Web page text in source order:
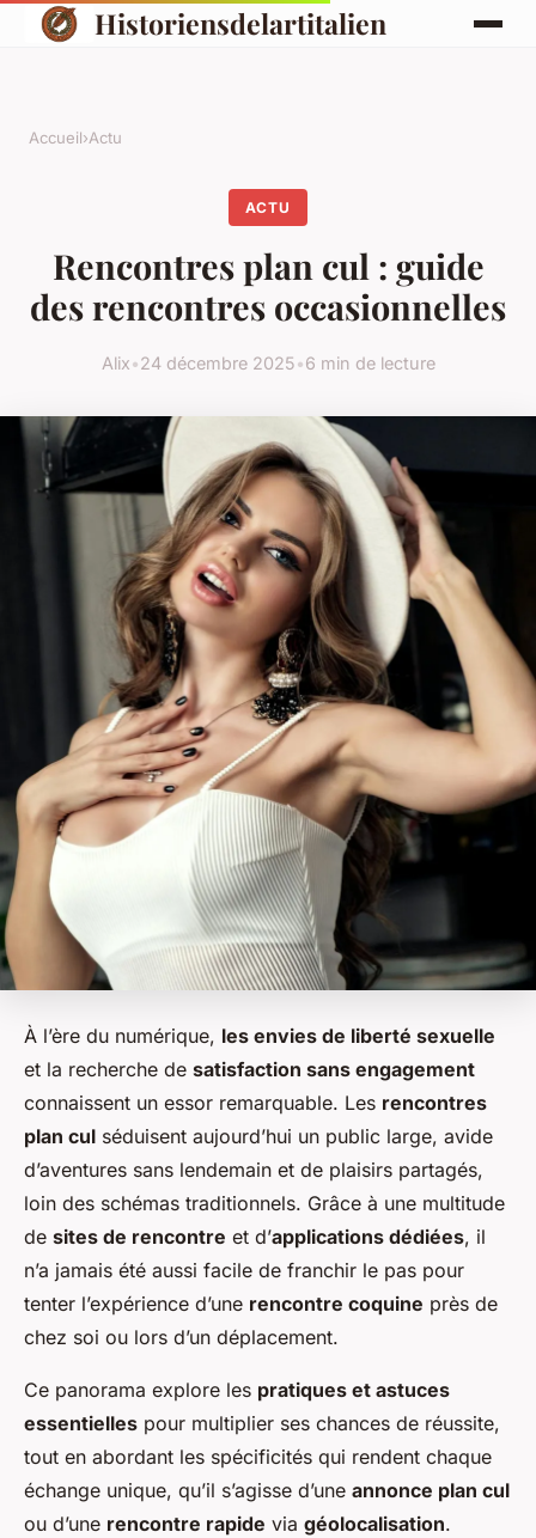
Historiensdelartitalien
Accueil›Actu
ACTU
Rencontres plan cul : guide
des rencontres occasionnelles
Alix•24 décembre 2025•6 min de lecture
À l’ère du numérique, les envies de liberté sexuelle
et la recherche de satisfaction sans engagement
connaissent un essor remarquable. Les rencontres
plan cul séduisent aujourd’hui un public large, avide
d’aventures sans lendemain et de plaisirs partagés,
loin des schémas traditionnels. Grâce à une multitude
de sites de rencontre et d’applications dédiées, il
n’a jamais été aussi facile de franchir le pas pour
tenter l’expérience d’une rencontre coquine près de
chez soi ou lors d’un déplacement.
Ce panorama explore les pratiques et astuces
essentielles pour multiplier ses chances de réussite,
tout en abordant les spécificités qui rendent chaque
échange unique, qu’il s’agisse d’une annonce plan cul
ou d’une rencontre rapide via géolocalisation.